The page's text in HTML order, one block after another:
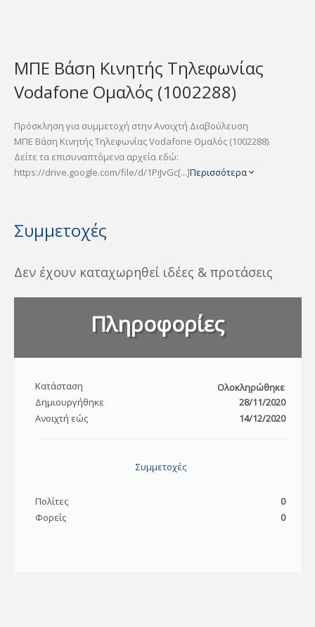
ΜΠΕ Βάση Κινητής Τηλεφωνίας
Vodafone Ομαλός (1002288)
Πρόσκληση για συμμετοχή στην Ανοιχτή Διαβούλευση
ΜΠΕ Βάση Κινητής Τηλεφωνίας Vodafone Ομαλός (1002288).
Δείτε τα επισυναπτόμενα αρχεία εδώ:
https://drive.google.com/file/d/1PiJvGc[...]Περισσότερα
Συμμετοχές
Δεν έχουν καταχωρηθεί ιδέες & προτάσεις
Πληροφορίες
Κατάσταση
Ολοκληρώθηκε
Δημιουργήθηκε
28/11/2020
Ανοιχτή εώς
14/12/2020
Συμμετοχές
Πολίτες
0
Φορείς
0